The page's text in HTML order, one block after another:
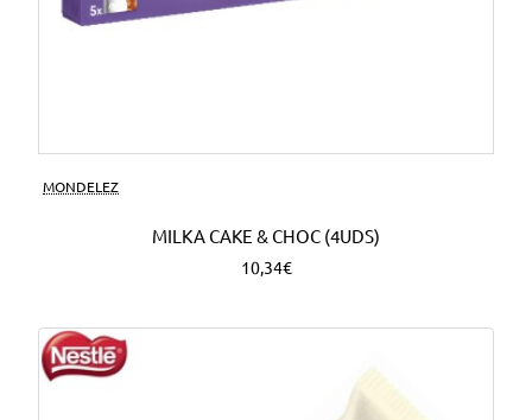
MONDELEZ
MILKA CAKE & CHOC (4UDS)
10,34€